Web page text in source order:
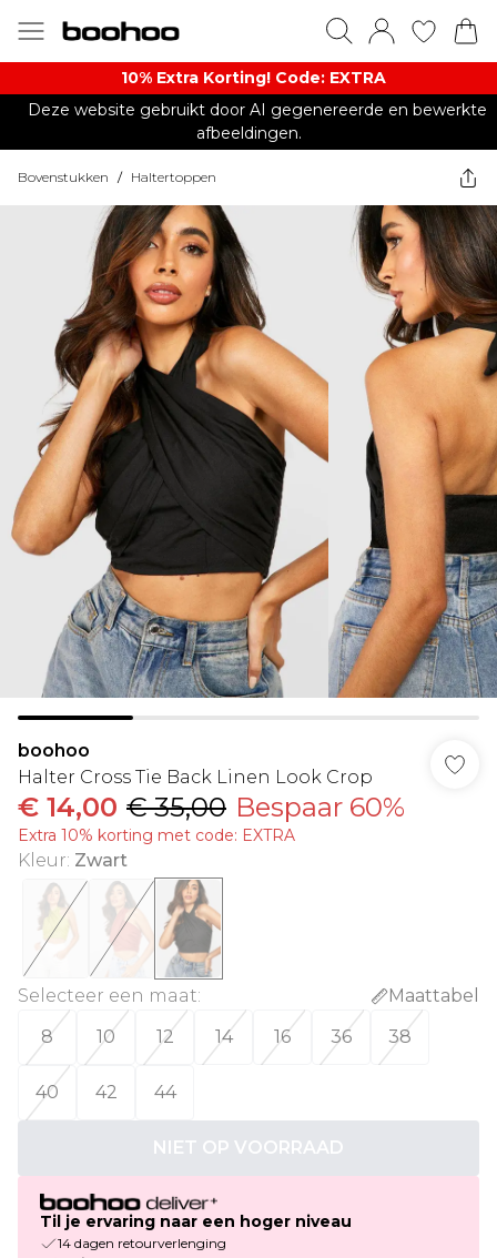
10% Extra Korting! Code: EXTRA​
Deze website gebruikt door AI gegenereerde en bewerkte
afbeeldingen.
Bovenstukken / Haltertoppen
boohoo
Halter Cross Tie Back Linen Look Crop
€ 14,00 € 35,00 Bespaar 60%
Extra 10% korting met code: EXTRA
Kleur: Zwart
Selecteer een maat:
Maattabel
8
10 12 14 16 36 38
40 42 44
NIET OP VOORRAAD
Til je ervaring naar een hoger niveau
14 dagen retourverlenging